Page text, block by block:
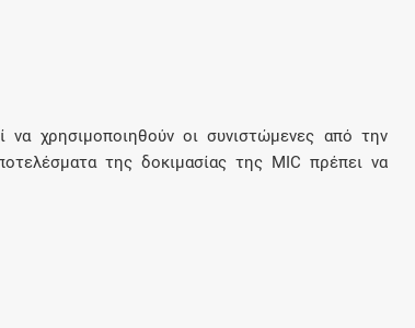
χρησιμοποιηθούν οι συνιστώμενες από την
της δοκιμασίας της MIC πρέπει να